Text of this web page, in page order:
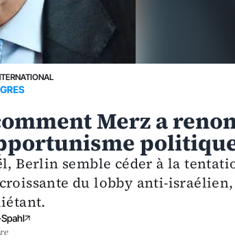
Merz a
Berlin semble céder à la
du lobby anti-